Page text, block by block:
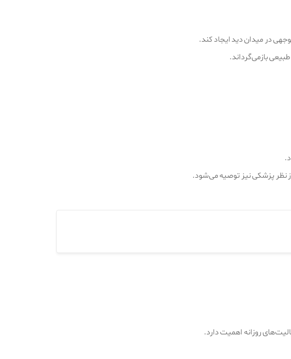
در میدان دید ایجاد کند.
بازمی‌گرداند.
نظر پزشکی نیز توصیه می‌شود.
روزانه اهمیت دارد.